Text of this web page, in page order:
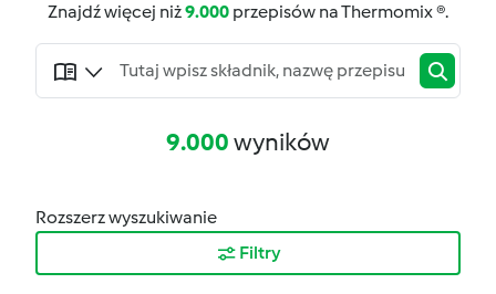
Znajdź więcej niż9.000 przepisów na Thermomix ®.
9.000wyników
Rozszerz wyszukiwanie
Filtry